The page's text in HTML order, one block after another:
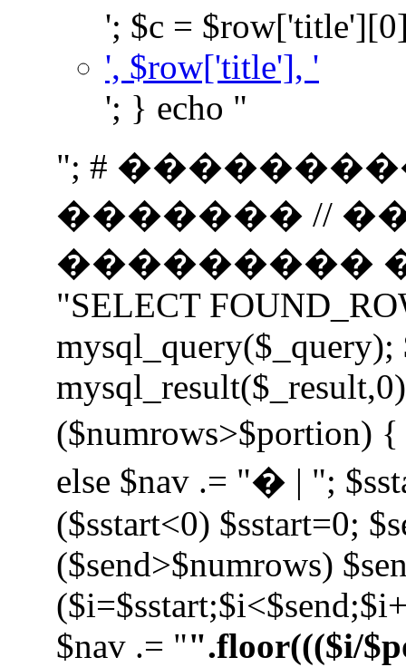
'; $c =
', $row['title'], '
'; } echo "
"; #
������� //
���������
"SELECT
mysql_query($_query);
($numrows>$portion)
else $nav .= "� | ";
($sstart<0) $sstart=0;
($send>$numrows)
$nav .= "".floor((($i/